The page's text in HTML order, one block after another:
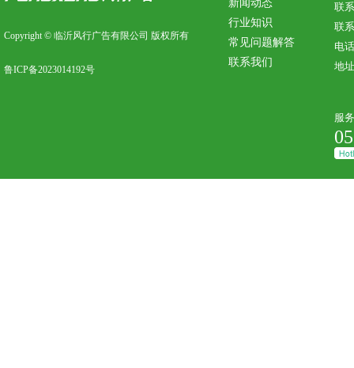
Copyright © 临沂风行广告有限公司 版权所有
鲁ICP备2023014192号
新闻动态
行业知识
常见问题解答
联系我们
联
联
电
地
服